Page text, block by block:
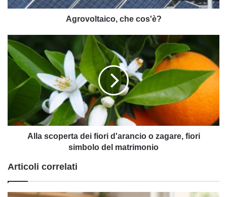
Agrovoltaico, che cos'è?
Alla
scoperta
dei
d'arancio
simbolo
Alla scoperta dei fiori d'arancio o zagare, fiori
simbolo del matrimonio
Articoli correlati